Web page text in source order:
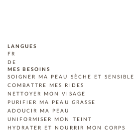
LANGUES
FR
DE
MES BESOINS
SOIGNER MA PEAU SÈCHE ET SENSIBLE
COMBATTRE MES RIDES
NETTOYER MON VISAGE
PURIFIER MA PEAU GRASSE
ADOUCIR MA PEAU
UNIFORMISER MON TEINT
HYDRATER ET NOURRIR MON CORPS